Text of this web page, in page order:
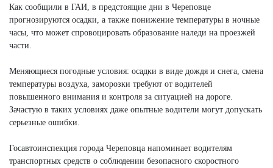
Как сообщили в ГАИ, в предстоящие дни в Череповце
прогнозируются осадки, а также понижение температуры в ночные
часы, что может спровоцировать образование наледи на проезжей
части.
Меняющиеся погодные условия: осадки в виде дождя и снега, смена
температуры воздуха, заморозки требуют от водителей
повышенного внимания и контроля за ситуацией на дороге.
Зачастую в таких условиях даже опытные водители могут допускать
серьезные ошибки.
Госавтоинспекция города Череповца напоминает водителям
транспортных средств о соблюдении безопасного скоростного